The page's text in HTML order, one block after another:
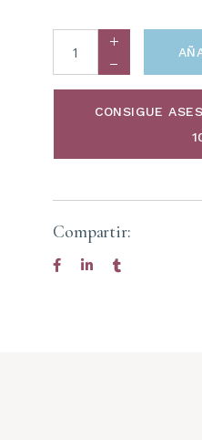
CONSIGUE
Compartir: